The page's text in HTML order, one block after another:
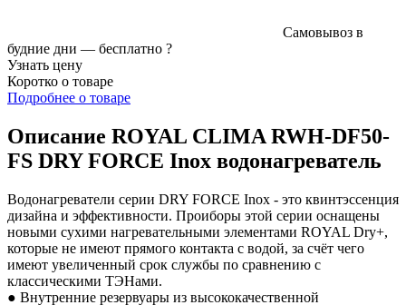
Самовывоз в
будние дни — бесплатно ?
Узнать цену
Коротко о товаре
Подробнее о товаре
Описание ROYAL CLIMA RWH-DF50-
FS DRY FORCE Inox водонагреватель
Водонагреватели серии DRY FORCE Inox - это квинтэссенция
дизайна и эффективности. Проиборы этой серии оснащены
новыми сухими нагревательными элементами ROYAL Dry+,
которые не имеют прямого контакта с водой, за счёт чего
имеют увеличенный срок службы по сравнению с
классическими ТЭНами.
● Внутренние резервуары из высококачественной